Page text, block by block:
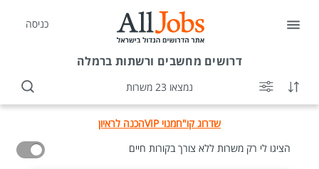
כניסה
דרושים מחשבים ורשתות ברמלה
נמצאו 23 משרות
שדרוג קו"חמנוי VIP
הכנה לראיון
הציגו לי רק משרות ללא צורך בקורות חיים